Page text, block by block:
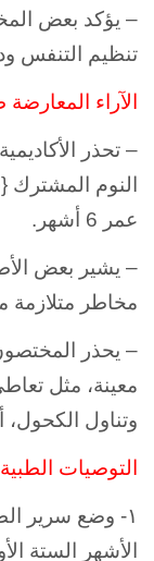
– يؤكد بعض
تنظيم التنفس
الآراء المعارضة
– تحذر
النوم
عمر 6 أشهر.
– يشير بعض
مخاطر متلازمة
– يحذر
معينة، مثل
وتناول الكحول،
التوصيات
١- وضع سرير
الأشهر الستة